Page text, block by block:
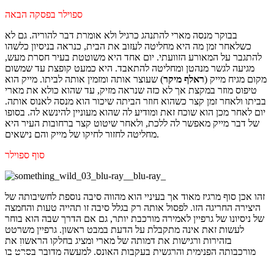
ספוילר בפסקה הבאה
בבוקר מנסה מארי להתנהג כרגיל ולא אומרת דבר להוריה. גם לא
כשלאחר זמן מה היא מחליטה לעזוב את הבית, כנראה בניסיון כלשהו
להתגבר על המאורע הזוועתי. יום אחד היא משוטטת בעיר חסרת מעש,
מגיעה לגשר מנהטן ומחליטה להתאבד. היא כמעט קופצת עד שמשום
מקום מגיח מייק (ראלף מיקר) שעוצר אותה ומזמין אותה לביתו. מייק הוא
טיפוס מוזר במקצת אך לא כזה שנראה מזיק, עד שהוא כולא את מארי
בביתו ולאחר זמן קצר כשהוא חוזר הביתה שיכור הוא מנסה לאנוס אותה.
יום לאחר מכן הוא שוכח זאת ומודיע לה שהוא מעוניין להינשא לה. בסופו
של דבר מייק מאפשר לה ללכת, ולאחר שיטוט קצר ברחובות העיר היא
מחליטה לחזור לחיקו של מייק והם נישאים.
סוף ספוילר
זהו אכן סוף מרגיז מאוד אך בעיניי הוא מהווה סיבה נוספת לחשיבותה של
היצירה החריגה הזו. לפסול אותה רק בגלל סיבה זו תהייה טעות והחמצה
של ניסיונו של גרפיין לאמירה מורכבת יותר, גם אם הדרך שבה הוא בוחר
לעשות זאת אינה מתקבלת על הדעת במבט ראשון. גרפיין משרטט
בזהירות ורגישות את דמותה של מארי ומציג בחלקו הראשון את
מורכבותה הפנימית והרגשית בעקבות האונס. למעשה מדובר בסרט בו